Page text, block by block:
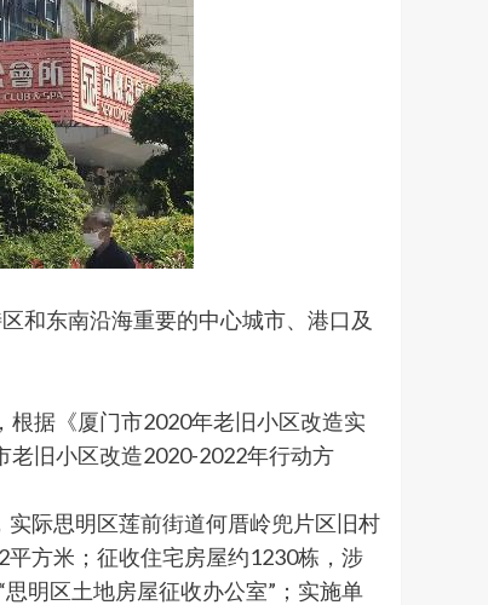
和东南沿海重要的中心城市、港口及
据《厦门市2020年老旧小区改造实
旧小区改造2020-2022年行动方
际思明区莲前街道何厝岭兜片区旧村
方米；征收住宅房屋约1230栋，涉
明区土地房屋征收办公室”；实施单